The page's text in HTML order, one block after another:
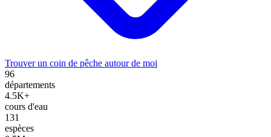
Trouver un coin de pêche autour de moi
96
départements
4.5K+
cours d'eau
131
espèces